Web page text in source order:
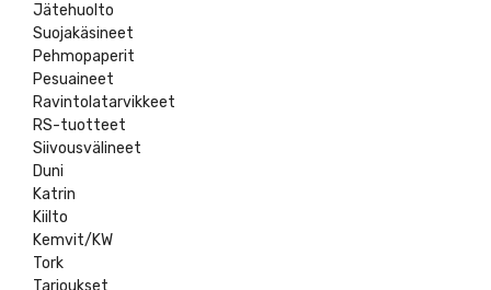
Jätehuolto
Suojakäsineet
Pehmopaperit
Pesuaineet
Ravintolatarvikkeet
RS-tuotteet
Siivousvälineet
Duni
Katrin
Kiilto
Kemvit/KW
Tork